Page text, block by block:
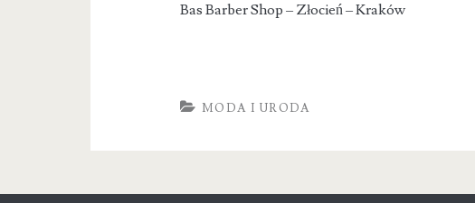
Bas Barber Shop – Złocień – Kraków
MODA I URODA